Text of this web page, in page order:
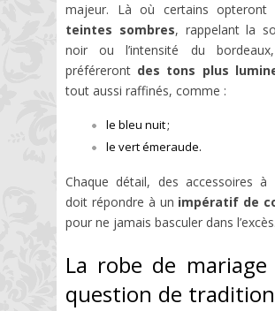
majeur. Là où certains opteront
teintes sombres, rappelant la
noir ou l’intensité du bordeaux,
préféreront des tons plus
tout aussi raffinés, comme :
le bleu nuit ;
le vert émeraude.
Chaque détail, des accessoires à
doit répondre à un impératif de
pour ne jamais basculer dans l’excès.
La robe de
question de